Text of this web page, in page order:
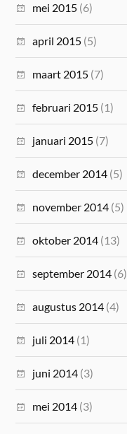
mei 2015 (6)
april 2015 (5)
maart 2015 (7)
februari 2015 (1)
januari 2015 (7)
december 2014 (5)
november 2014 (5)
oktober 2014 (13)
september 2014 (6)
augustus 2014 (4)
juli 2014 (1)
juni 2014 (3)
mei 2014 (3)